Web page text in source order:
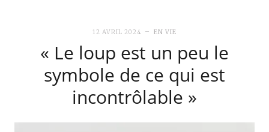
12 AVRIL 2024 EN VIE
« Le loup est un peu le
symbole de ce qui est
incontrôlable »